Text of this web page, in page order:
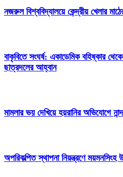
নজরুল বিশ্ববিদ্যালয়ে কেন্দ্রীয় খেলার
বাকৃবিতে সংঘর্ষ: একাডেমিক বহিষ্কার
ছাত্রদলের আহ্বান
মামলার ভয় দেখিয়ে হয়রানির অভিযোগে
অপরিকল্পিত স্থাপনা নিয়ন্ত্রণে ময়মনসিংহ